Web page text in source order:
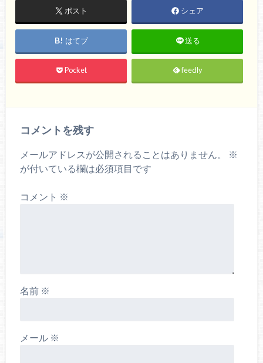
ポスト シェア
はてブ 送る
Pocket feedly
コメントを残す
メールアドレスが公開されることはありません。
※
が付いている欄は必須項目です
コメント ※
名前 ※
メール ※